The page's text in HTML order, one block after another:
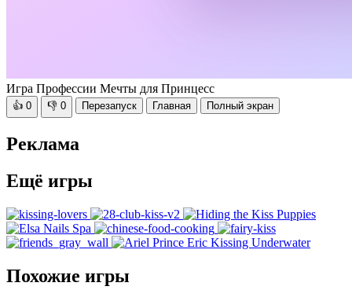
Игра Профессии Мечты для Принцесс
👍 0 👎 0 Перезапуск Главная Полный экран
Реклама
Ещё игры
Похожие игры